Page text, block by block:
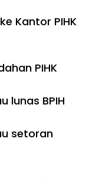
Kantor PIHK
PIHK
lunas BPIH
setoran